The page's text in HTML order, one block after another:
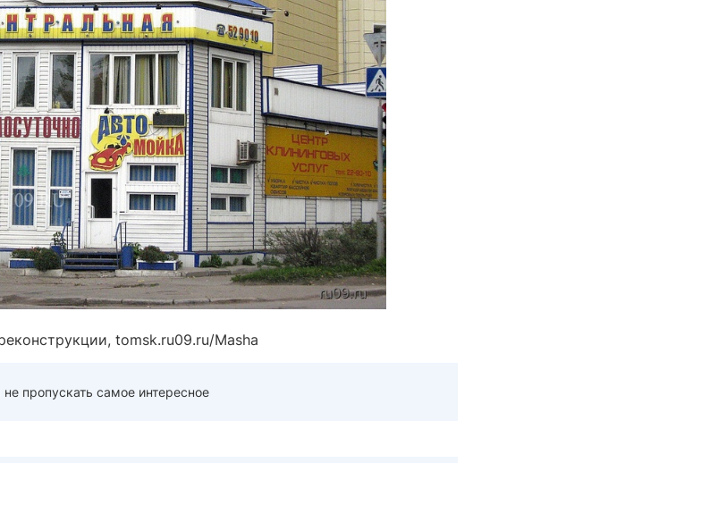
tomsk.ru09.ru/Masha
не пропускать самое интересное